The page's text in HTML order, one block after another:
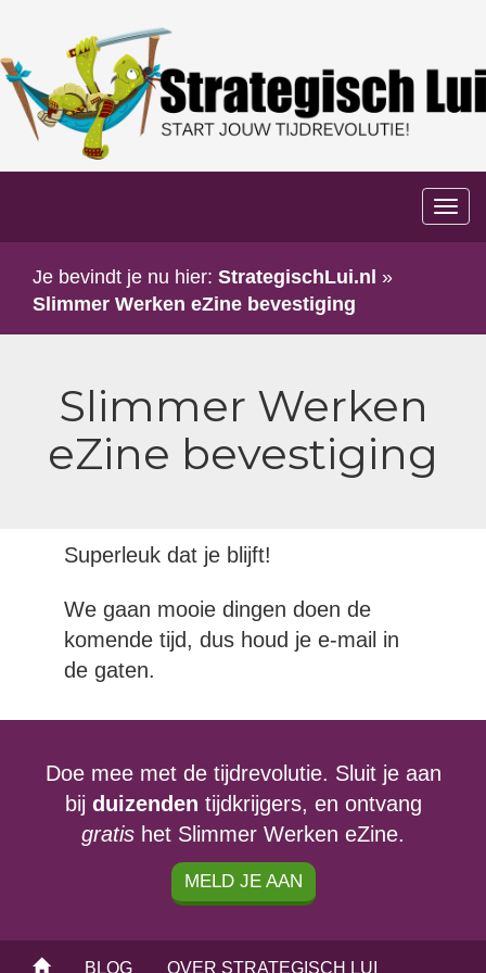
Je bevindt je nu hier: StrategischLui.nl »
Slimmer Werken eZine bevestiging
Slimmer Werken
eZine bevestiging
Superleuk dat je blijft!
We gaan mooie dingen doen de
komende tijd, dus houd je e-mail in
de gaten.
Doe mee met de tijdrevolutie. Sluit je aan
bij duizenden tijdkrijgers, en ontvang
gratis het Slimmer Werken eZine.
MELD JE AAN
BLOG OVER STRATEGISCH LUI